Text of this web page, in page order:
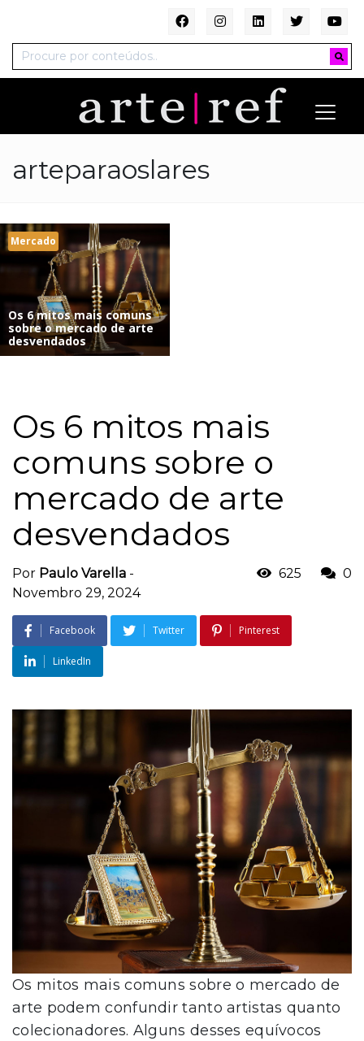
arteparaoslares
Mercado
Os 6 mitos mais comuns
sobre o mercado de arte
desvendados
Os 6 mitos mais
comuns sobre o
mercado de arte
desvendados
Por Paulo Varella -
Novembro 29, 2024
625 0
Facebook Twitter Pinterest
LinkedIn
Os mitos mais comuns sobre o mercado de
arte podem confundir tanto artistas quanto
colecionadores. Alguns desses equívocos